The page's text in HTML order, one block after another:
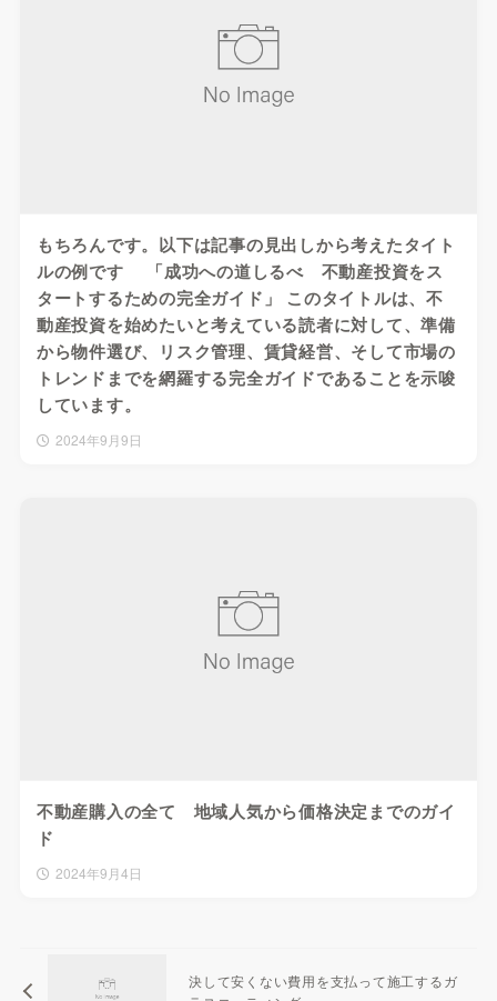
もちろんです。以下は記事の見出しから考えたタイト
ルの例です 「成功への道しるべ 不動産投資をス
タートするための完全ガイド」 このタイトルは、不
動産投資を始めたいと考えている読者に対して、準備
から物件選び、リスク管理、賃貸経営、そして市場の
トレンドまでを網羅する完全ガイドであることを示唆
しています。
2024年9月9日
不動産購入の全て 地域人気から価格決定までのガイ
ド
2024年9月4日
決して安くない費用を支払って施工するガ